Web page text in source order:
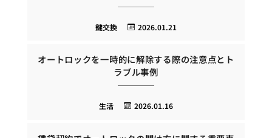
2026.01.21
鍵交換
オートロックを一時的に解除する際の注意点とト
ラブル事例
2026.01.16
生活